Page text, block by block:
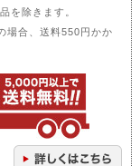
を除きます。
場合、送料550円かか